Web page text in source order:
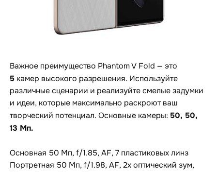
Важное преимущество Phantom V Fold — это
5 камер высокого разрешения. Используйте
различные сценарии и реализуйте смелые задумки
и идеи, которые максимально раскроют ваш
творческий потенциал. Основные камеры: 50, 50,
13 Мп.
Основная 50 Мп, f/1.85, AF, 7 пластиковых линз
Портретная 50 Мп, f/1.98, AF, 2x оптический зум,